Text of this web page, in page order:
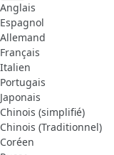
Anglais
Espagnol
Allemand
Français
Italien
Portugais
Japonais
Chinois (simplifié)
Chinois (Traditionnel)
Coréen